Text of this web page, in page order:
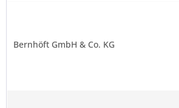
Bernhöft GmbH & Co. KG